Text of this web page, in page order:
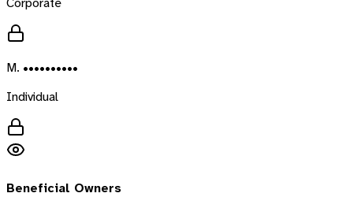
M. ••••••••••
Individual
Beneficial Owners